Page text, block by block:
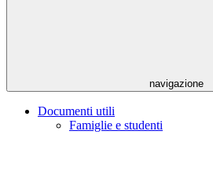
navigazione
Documenti utili
Famiglie e studenti